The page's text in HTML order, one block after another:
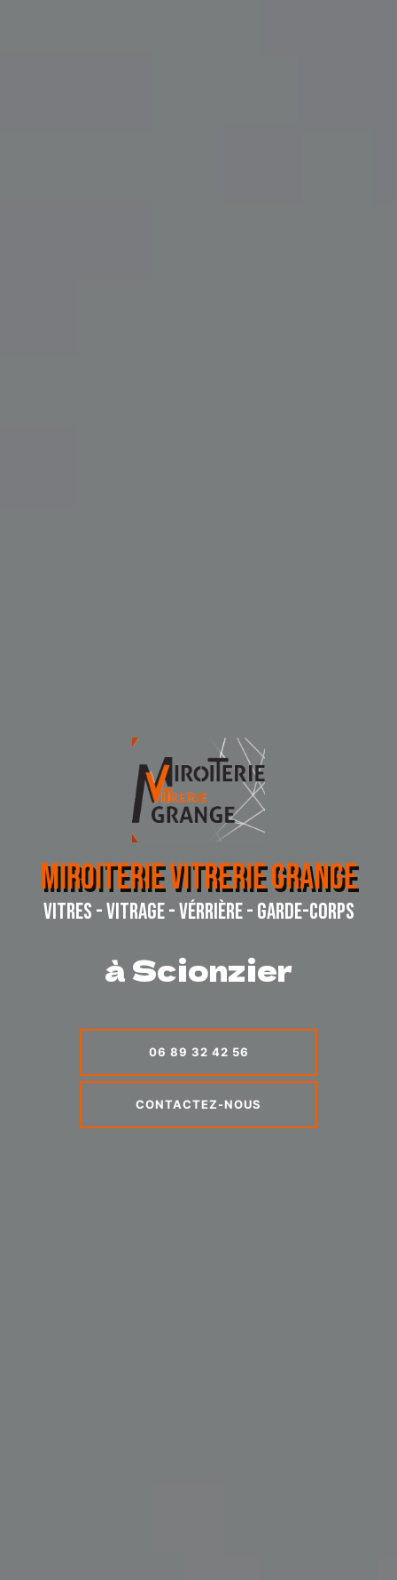
MIROITERIE VITRERIE GRANGE
VITRES - VITRAGE - VÉRRIÈRE - GARDE-CORPS
à Scionzier
06 89 32 42 56
CONTACTEZ-NOUS